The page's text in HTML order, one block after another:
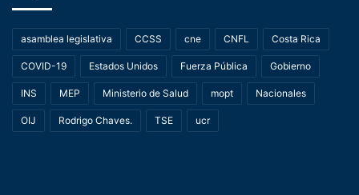
asamblea legislativa CCSS cne CNFL Costa Rica
COVID-19 Estados Unidos Fuerza Pública Gobierno
INS MEP Ministerio de Salud mopt Nacionales
OIJ Rodrigo Chaves. TSE ucr